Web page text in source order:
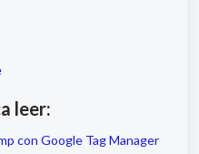
leer:
con Google Tag Manager